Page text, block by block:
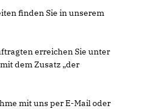
finden Sie in unserem
erreichen Sie unter
dem Zusatz „der
mit uns per E-Mail oder